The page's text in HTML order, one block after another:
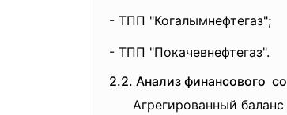
- ТПП "Когалымнефтегаз";
- ТПП "Покачевнефтегаз".
2.2. Анализ финансового
Агрегированный баланс